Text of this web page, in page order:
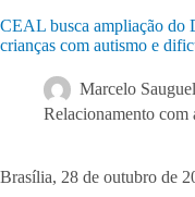
CEAL busca ampliação do
crianças com autismo e
Marcelo
Relacionamento com
Brasília, 28 de outubro de